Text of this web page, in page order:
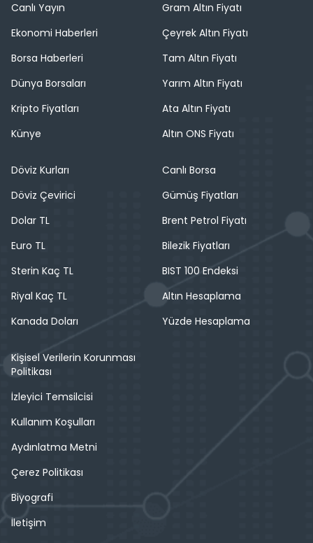
Canlı Yayın
Ekonomi Haberleri
Borsa Haberleri
Dünya Borsaları
Kripto Fiyatları
Künye
Gram Altın Fiyatı
Çeyrek Altın Fiyatı
Tam Altın Fiyatı
Yarım Altın Fiyatı
Ata Altın Fiyatı
Altın ONS Fiyatı
Döviz Kurları
Döviz Çevirici
Dolar TL
Euro TL
Sterin Kaç TL
Riyal Kaç TL
Kanada Doları
Canlı Borsa
Gümüş Fiyatları
Brent Petrol Fiyatı
Bilezik Fiyatları
BIST 100 Endeksi
Altın Hesaplama
Yüzde Hesaplama
Kişisel Verilerin Korunması
Politikası
İzleyici Temsilcisi
Kullanım Koşulları
Aydınlatma Metni
Çerez Politikası
Biyografi
İletişim